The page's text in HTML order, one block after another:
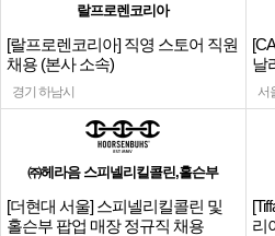
랄프로렌코리아
[랄프로렌코리아] 직영 스토어 직원
채용 (본사 소속)
경기 하남시
날
서
㈜헤라음 스피넬리킬콜린,홀슨부
[더현대 서울] 스피넬리킬콜린 및
홀슨부 팝업 매장 정규직 채용
리